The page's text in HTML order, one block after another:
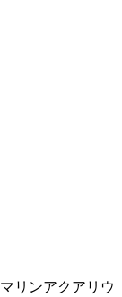
リンアクアリウ